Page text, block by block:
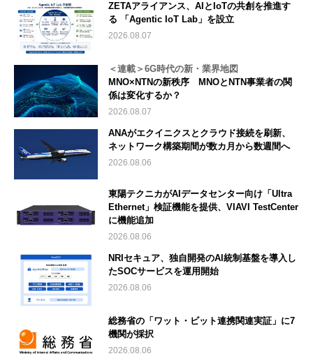
ZETAアライアンス、AIとIoTの共創を推進す
る 「Agentic IoT Lab」を設立
2026.08.07
＜連載＞6G時代の新・業界地図
MNO×NTNの新秩序 MNOとNTN事業者の関
係は変化するか？
2026.08.07
ANAがエクイニクスとクラウド接続を刷新、
ネットワーク構築期間が数カ月から数週間へ
2026.08.06
東陽テクニカがAIデータセンター向け「Ultra
Ethernet」検証機能を提供、VIAVI TestCenter
に機能追加
2026.08.06
NRIセキュア、独自開発のAI統制基盤を導入し
たSOCサービスを運用開始
2026.08.06
総務省の「ワット・ビット連携関連実証」に7
機関が採択
2026.08.06